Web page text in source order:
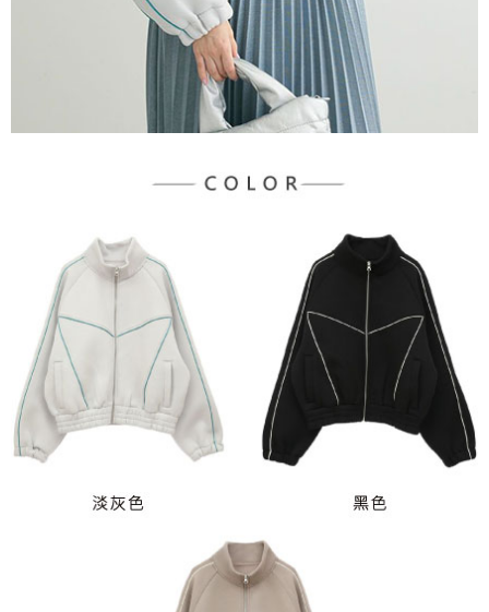
時審查核予不同之上限額度；若仍有額度不足之情形，本公司將視審查結果
請求用戶進行身份認證。
５．嚴禁一人註冊多個帳號或使用他人資訊註冊。若發現惡意使用之情形，
恩沛科技股份有限公司將有權停止該用戶之使用額度並採取法律行動。